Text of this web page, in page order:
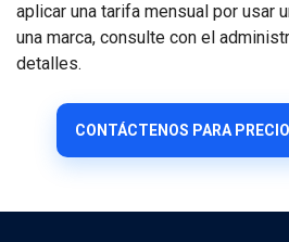
aplicar una tarifa mensual por usar
una marca, consulte con el
detalles.
CONTÁCTENOS PARA